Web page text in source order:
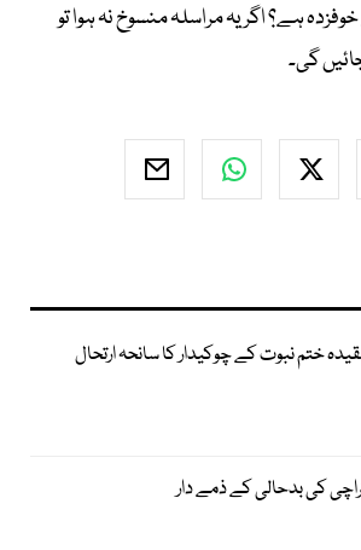
ہے؟ اگر یہ مراسلہ منسوخ نہ ہوا تو
گی۔
ختم نبوت کے چوکیدار کا سانحہ ارتحال
کی بدحالی کے ذمے دار